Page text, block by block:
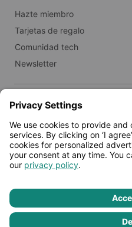
Hazte miembro
Tarjetas de regalo
Comunidad tech
Newsletter
Inmobiliario
Alquilar a Limehome
Prensa